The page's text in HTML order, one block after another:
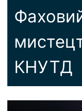
КНУТД